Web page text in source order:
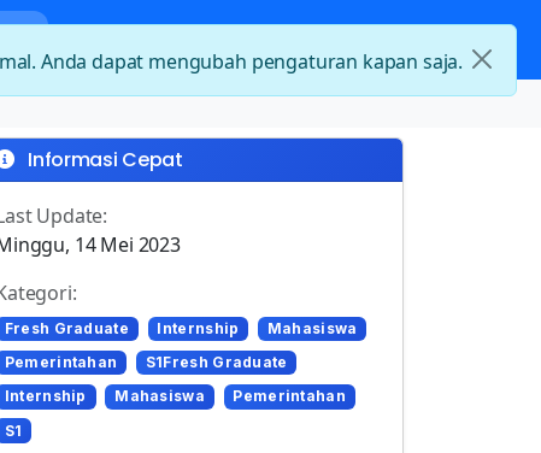
Informasi Cepat
Update:
14 Mei 2023
Fresh Graduate Internship
Mahasiswa
Pemerintahan
S1Fresh Graduate
Internship
Mahasiswa
Pemerintahan
S1
Anda dapat mengubah pengaturan kapan saja.